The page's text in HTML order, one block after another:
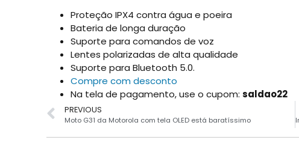
Proteção IPX4 contra água e poeira
Bateria de longa duração
Suporte para comandos de voz
Lentes polarizadas de alta qualidade
Suporte para Bluetooth 5.0.
Compre com desconto
Na tela de pagamento, use o cupom: saldao22
PREVIOUS
Moto G31 da Motorola com tela OLED está baratíssimo